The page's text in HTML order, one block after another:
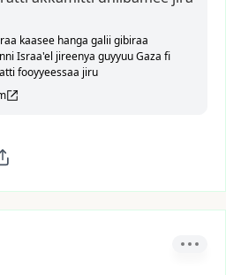
kaasee hanga galii gibiraa
Israa'el jireenya guyyuu Gaza fi
fooyyeessaa jiru